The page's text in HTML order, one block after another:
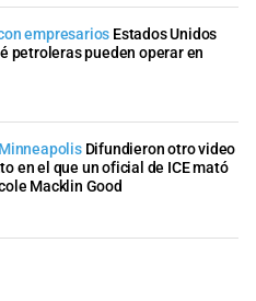
empresarios Estados Unidos
petroleras pueden operar en
Difundieron otro video
en el que un oficial de ICE mató
Macklin Good